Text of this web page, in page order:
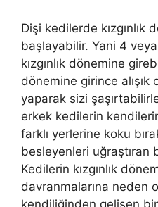
Dişi kedilerde kızgınlık
başlayabilir. Yani 4
kızgınlık dönemine
dönemine girince alışık
yaparak sizi
erkek kedilerin
farklı yerlerine koku
besleyenleri uğraştıran
Kedilerin kızgınlık
davranmalarına neden